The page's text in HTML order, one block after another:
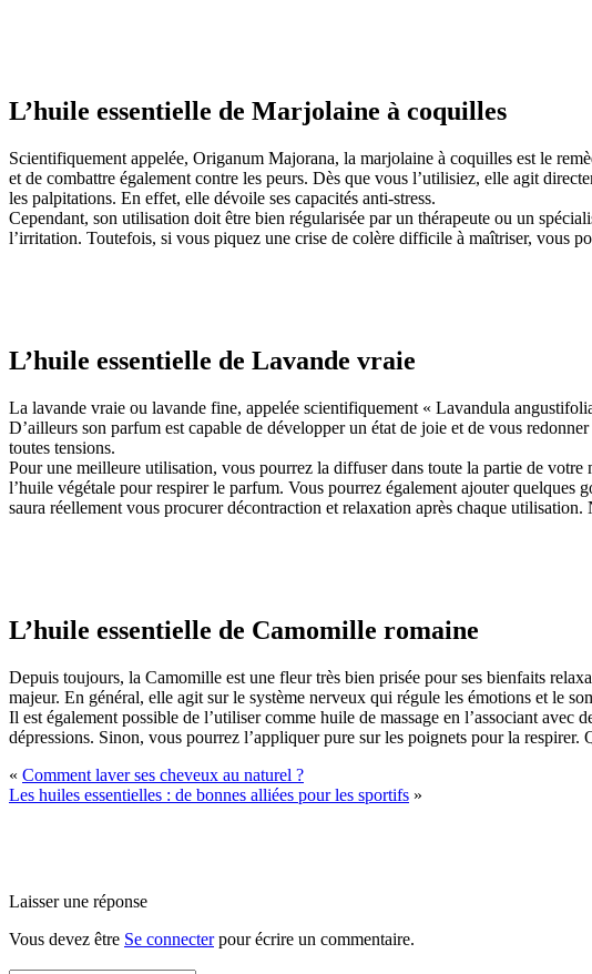
L’huile essentielle de Marjolaine à coquilles
Scientifiquement appelée, Origanum Majorana, la marjolaine à coquilles est le
et de combattre également contre les peurs. Dès que vous l’utilisiez, elle agit
les palpitations. En effet, elle dévoile ses capacités anti-stress.
Cependant, son utilisation doit être bien régularisée par un thérapeute ou un
l’irritation. Toutefois, si vous piquez une crise de colère difficile à maîtriser, vous
L’huile essentielle de Lavande vraie
La lavande vraie ou lavande fine, appelée scientifiquement « Lavandula
D’ailleurs son parfum est capable de développer un état de joie et de vous
toutes tensions.
Pour une meilleure utilisation, vous pourrez la diffuser dans toute la partie de votre
l’huile végétale pour respirer le parfum. Vous pourrez également ajouter
saura réellement vous procurer décontraction et relaxation après chaque utilisation.
L’huile essentielle de Camomille romaine
Depuis toujours, la Camomille est une fleur très bien prisée pour ses bienfaits
majeur. En général, elle agit sur le système nerveux qui régule les émotions et le
Il est également possible de l’utiliser comme huile de massage en l’associant
dépressions. Sinon, vous pourrez l’appliquer pure sur les poignets pour la
« Comment laver ses cheveux au naturel ?
Les huiles essentielles : de bonnes alliées pour les sportifs »
Laisser une réponse
Vous devez être Se connecterpour écrire un commentaire.